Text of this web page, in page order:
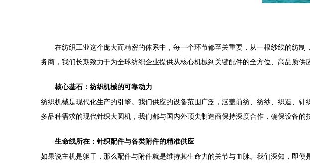
在纺织工业这个庞大而精密的体系中，每一个环节都至关重要，从一根纱线的纺
务商，我们长期致力于为全球纺织企业提供从核心机械到关键配件的全方位、高品质供
核心基石：纺织机械的可靠动力
纺织机械是现代化生产的引擎。我们供应的设备范围广泛，涵盖前纺、纺纱、织造、
多品种需求的现代针织大圆机，我们都与国内外顶尖制造商保持深度合作，确保设备
生命线所在：针织配件与各类附件的精准供应
如果说主机是躯干，那么配件与附件就是维持其生命力的关节与血脉。我们深知，即